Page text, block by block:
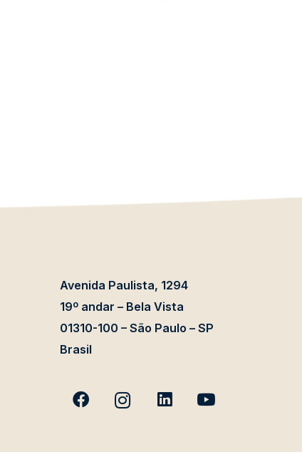
Avenida Paulista, 1294
19º andar – Bela Vista
01310-100 – São Paulo – SP
Brasil